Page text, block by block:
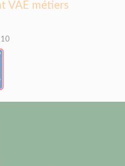
VAE métiers